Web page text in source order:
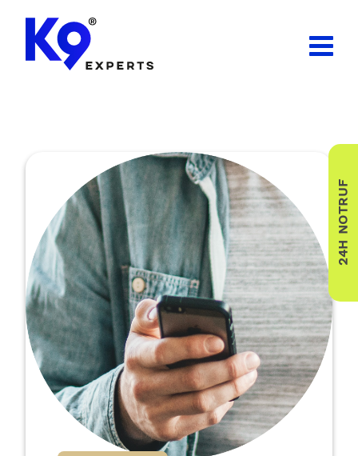
24H NOTRUF